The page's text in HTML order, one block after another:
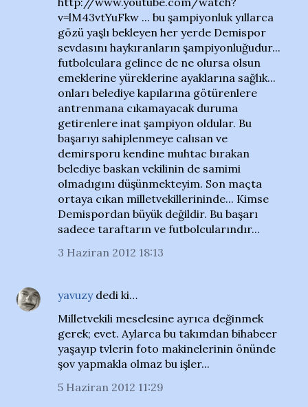
v=lM43vtYuFkw ... bu şampiyonluk yıllarca
gözü yaşlı bekleyen her yerde Demispor
sevdasını haykıranların şampiyonluğudur...
futbolculara gelince de ne olursa olsun
emeklerine yüreklerine ayaklarına sağlık...
onları belediye kapılarına götürenlere
antrenmana cıkamayacak duruma
getirenlere inat şampiyon oldular. Bu
başarıyı sahiplenmeye calısan ve
demirsporu kendine muhtac bırakan
belediye baskan vekilinin de samimi
olmadıgını düşünmekteyim. Son maçta
ortaya cıkan milletvekillerininde... Kimse
Demispordan büyük değildir. Bu başarı
sadece taraftarın ve futbolcularındır...
3 Haziran 2012 18:13
yavuzydedi ki…
Milletvekili meselesine ayrıca değinmek
gerek; evet. Aylarca bu takımdan bihabeer
yaşayıp tvlerin foto makinelerinin önünde
şov yapmakla olmaz bu işler...
5 Haziran 2012 11:29